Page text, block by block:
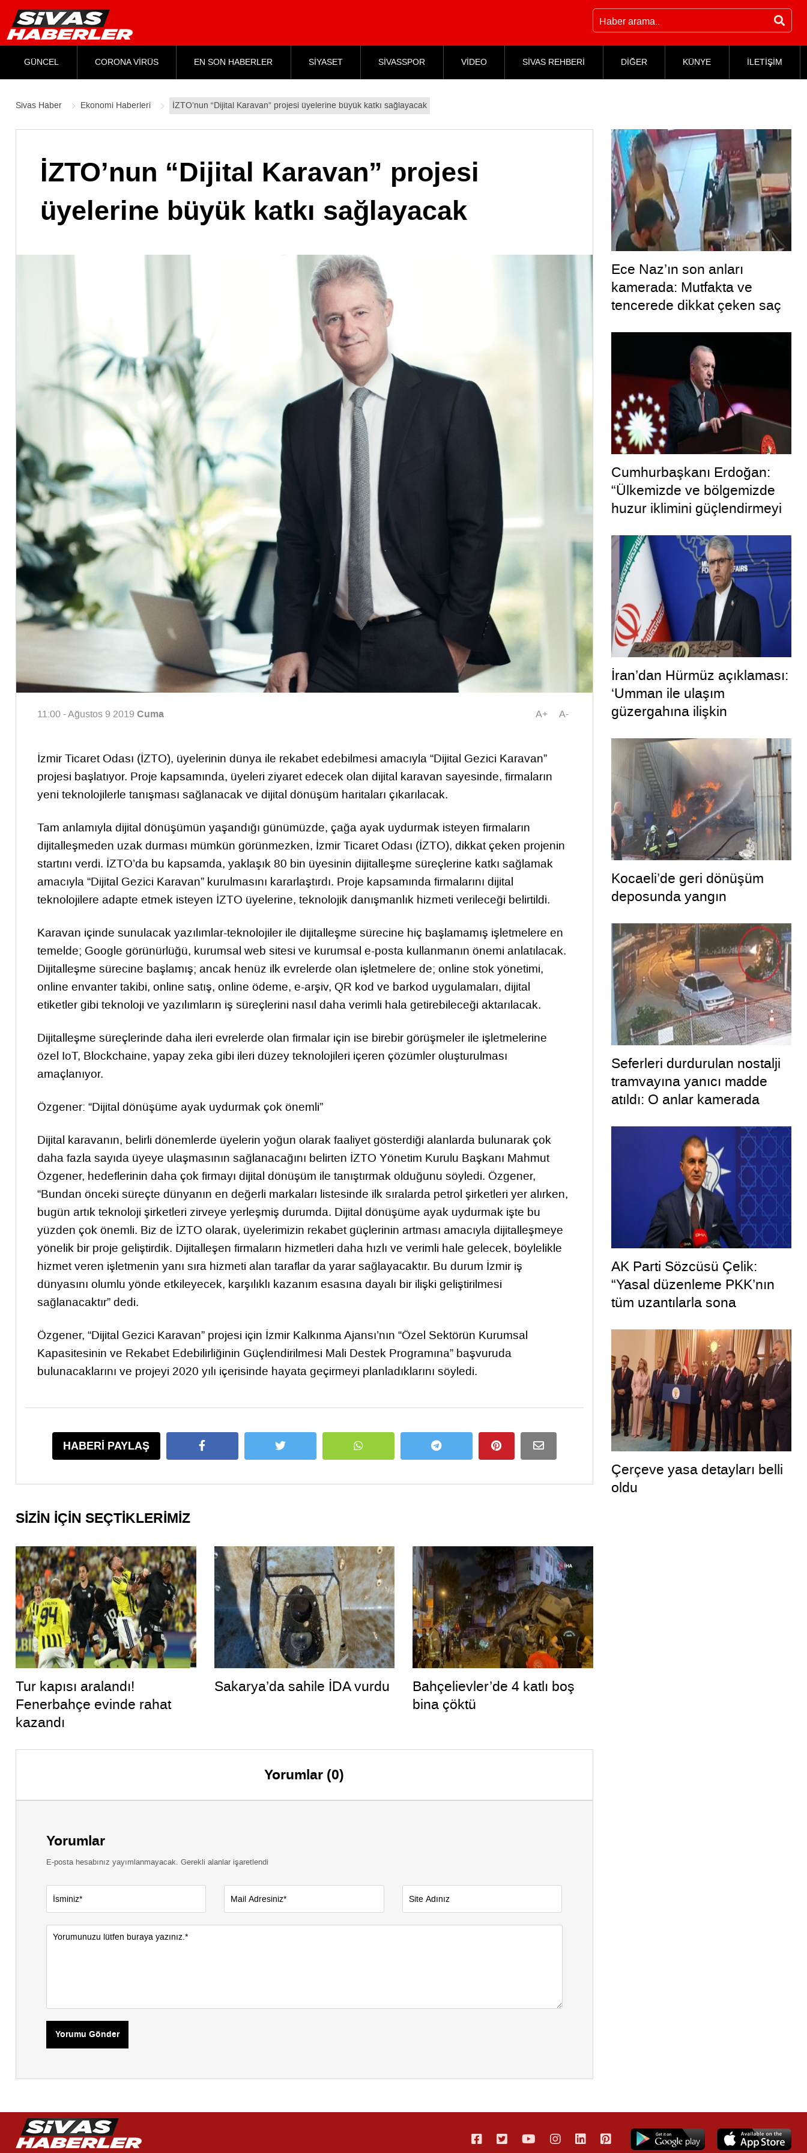
GÜNCEL CORONA VİRÜS EN SON HABERLER SİYASET SİVASSPOR VİDEO SİVAS REHBERİ DİĞER KÜNYE İLETİŞİM
Sivas Haber Ekonomi Haberleri İZTO’nun “Dijital Karavan” projesi üyelerine büyük katkı sağlayacak
İZTO’nun “Dijital Karavan” projesi
üyelerine büyük katkı sağlayacak
11:00 - Ağustos 9 2019 Cuma A+ A-
İzmir Ticaret Odası (İZTO), üyelerinin dünya ile rekabet edebilmesi amacıyla “Dijital Gezici Karavan”
projesi başlatıyor. Proje kapsamında, üyeleri ziyaret edecek olan dijital karavan sayesinde, firmaların
yeni teknolojilerle tanışması sağlanacak ve dijital dönüşüm haritaları çıkarılacak.
Tam anlamıyla dijital dönüşümün yaşandığı günümüzde, çağa ayak uydurmak isteyen firmaların
dijitalleşmeden uzak durması mümkün görünmezken, İzmir Ticaret Odası (İZTO), dikkat çeken projenin
startını verdi. İZTO’da bu kapsamda, yaklaşık 80 bin üyesinin dijitalleşme süreçlerine katkı sağlamak
amacıyla “Dijital Gezici Karavan” kurulmasını kararlaştırdı. Proje kapsamında firmalarını dijital
teknolojilere adapte etmek isteyen İZTO üyelerine, teknolojik danışmanlık hizmeti verileceği belirtildi.
Karavan içinde sunulacak yazılımlar-teknolojiler ile dijitalleşme sürecine hiç başlamamış işletmelere en
temelde; Google görünürlüğü, kurumsal web sitesi ve kurumsal e-posta kullanmanın önemi anlatılacak.
Dijitalleşme sürecine başlamış; ancak henüz ilk evrelerde olan işletmelere de; online stok yönetimi,
online envanter takibi, online satış, online ödeme, e-arşiv, QR kod ve barkod uygulamaları, dijital
etiketler gibi teknoloji ve yazılımların iş süreçlerini nasıl daha verimli hala getirebileceği aktarılacak.
Dijitalleşme süreçlerinde daha ileri evrelerde olan firmalar için ise birebir görüşmeler ile işletmelerine
özel IoT, Blockchaine, yapay zeka gibi ileri düzey teknolojileri içeren çözümler oluşturulması
amaçlanıyor.
Özgener: “Dijital dönüşüme ayak uydurmak çok önemli”
Dijital karavanın, belirli dönemlerde üyelerin yoğun olarak faaliyet gösterdiği alanlarda bulunarak çok
daha fazla sayıda üyeye ulaşmasının sağlanacağını belirten İZTO Yönetim Kurulu Başkanı Mahmut
Özgener, hedeflerinin daha çok firmayı dijital dönüşüm ile tanıştırmak olduğunu söyledi. Özgener,
“Bundan önceki süreçte dünyanın en değerli markaları listesinde ilk sıralarda petrol şirketleri yer alırken,
bugün artık teknoloji şirketleri zirveye yerleşmiş durumda. Dijital dönüşüme ayak uydurmak işte bu
yüzden çok önemli. Biz de İZTO olarak, üyelerimizin rekabet güçlerinin artması amacıyla dijitalleşmeye
yönelik bir proje geliştirdik. Dijitalleşen firmaların hizmetleri daha hızlı ve verimli hale gelecek, böylelikle
hizmet veren işletmenin yanı sıra hizmeti alan taraflar da yarar sağlayacaktır. Bu durum İzmir iş
dünyasını olumlu yönde etkileyecek, karşılıklı kazanım esasına dayalı bir ilişki geliştirilmesi
sağlanacaktır” dedi.
Özgener, “Dijital Gezici Karavan” projesi için İzmir Kalkınma Ajansı’nın “Özel Sektörün Kurumsal
Kapasitesinin ve Rekabet Edebilirliğinin Güçlendirilmesi Mali Destek Programına” başvuruda
bulunacaklarını ve projeyi 2020 yılı içerisinde hayata geçirmeyi planladıklarını söyledi.
HABERİ PAYLAŞ
SİZİN İÇİN SEÇTİKLERİMİZ
Tur kapısı aralandı!
Fenerbahçe evinde rahat
kazandı
Sakarya’da sahile İDA vurdu
Bahçelievler’de 4 katlı boş
bina çöktü
Yorumlar (0)
Yorumlar
E-posta hesabınız yayımlanmayacak. Gerekli alanlar işaretlendi
Yorumu Gönder
Ece Naz’ın son anları
kamerada: Mutfakta ve
tencerede dikkat çeken saç
Cumhurbaşkanı Erdoğan:
“Ülkemizde ve bölgemizde
huzur iklimini güçlendirmeyi
hayırlara vesile olmasını
diliyorum”
İran’dan Hürmüz açıklaması:
‘Umman ile ulaşım
güzergahına ilişkin
Kocaeli’de geri dönüşüm
deposunda yangın
Seferleri durdurulan nostalji
tramvayına yanıcı madde
atıldı: O anlar kamerada
AK Parti Sözcüsü Çelik:
“Yasal düzenleme PKK’nın
tüm uzantılarla sona
Çerçeve yasa detayları belli
oldu